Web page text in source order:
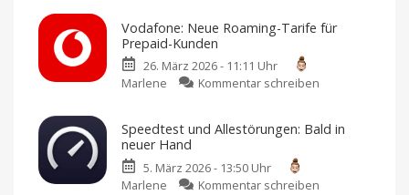
Vodafone: Neue Roaming-Tarife für
Prepaid-Kunden
26. März 2026 - 11:11 Uhr
Marlene
Kommentar schreiben
Roaming-
Speedtest und Allestörungen: Bald in
neuer Hand
5. März 2026 - 13:50 Uhr
Marlene
Kommentar schreiben